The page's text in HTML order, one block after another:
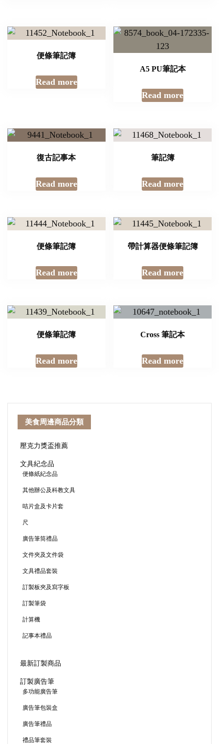
便條筆記簿
Read more
A5 PU筆記本
Read more
復古記事本
Read more
筆記簿
Read more
便條筆記簿
Read more
帶計算器便條筆記簿
Read more
便條筆記簿
Read more
Cross 筆記本
Read more
美食周邊商品分類
壓克力獎盃推薦
文具紀念品
便條紙紀念品
其他辦公及科教文具
咭片盒及卡片套
尺
廣告筆筒禮品
文件夾及文件袋
文具禮品套裝
訂製板夾及寫字板
訂製筆袋
計算機
記事本禮品
最新訂製商品
訂製廣告筆
多功能廣告筆
廣告筆包裝盒
廣告筆禮品
禮品筆套裝